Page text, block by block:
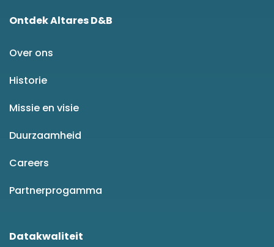
Ontdek Altares D&B
Over ons
Historie
Missie en visie
Duurzaamheid
Careers
Partnerprogamma
Datakwaliteit